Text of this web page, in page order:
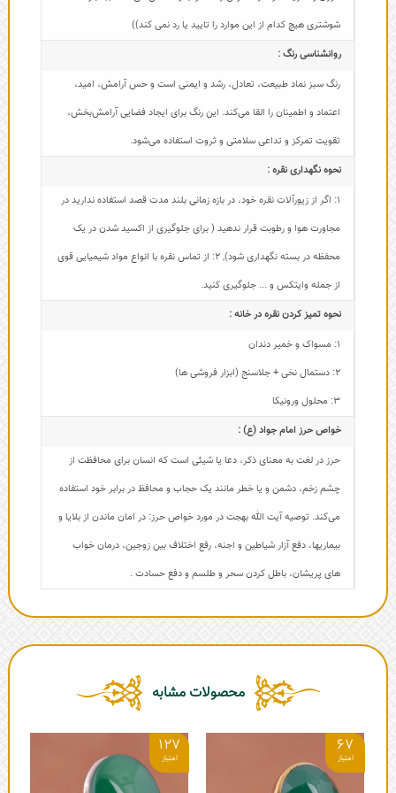
شوشتری هیچ کدام از این موارد را تایید یا رد نمی کند))
روانشناسی رنگ :
رنگ سبز نماد طبیعت، تعادل، رشد و ایمنی است و حس آرامش، امید،
اعتماد و اطمینان را القا می‌کند. این رنگ برای ایجاد فضایی آرامش‌بخش،
تقویت تمرکز و تداعی سلامتی و ثروت استفاده می‌شود.
نحوه نگهداری نقره :
1: اگر از زیورآلات نقره خود، در بازه زمانی بلند مدت قصد استفاده ندارید در
مجاورت هوا و رطوبت قرار ندهید ( برای جلوگیری از اکسید شدن در یک
محفظه در بسته نگهداری شود), 2: از تماس نقره با انواع مواد شیمیایی قوی
از جمله وایتکس و ... جلوگیری کنید.
نحوه تمیز کردن نقره در خانه :
1: مسواک و خمیر دندان
2: دستمال نخی + جلاسنج (ابزار فروشی ها)
3: محلول ورونیکا
خواص حرز امام جواد (ع) :
حرز در لغت به معنای ذکر، دعا یا شیئی است که انسان برای محافظت از
چشم زخم، دشمن و یا خطر مانند یک حجاب و محافظ در برابر خود استفاده
می‌کند. توصیه آیت الله بهجت در مورد خواص حرز: در امان ماندن از بلایا و
بیماریها، دفع آزار شیاطین و اجنه، رفع اختلاف بین زوجین، درمان خواب
های پریشان، باطل کردن سحر و طلسم و دفع حسادت .
محصولات مشابه
67
127